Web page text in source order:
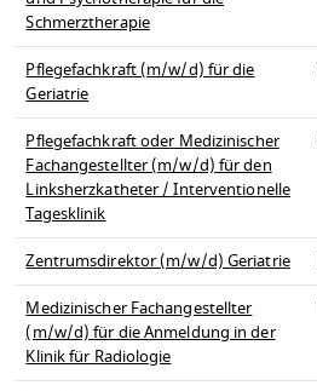
Schmerztherapie
Pflegefachkraft (m/w/d) für die
Geriatrie
Pflegefachkraft oder Medizinischer
Fachangestellter (m/w/d) für den
Linksherzkatheter / Interventionelle
Tagesklinik
Zentrumsdirektor (m/w/d) Geriatrie
Medizinischer Fachangestellter
(m/w/d) für die Anmeldung in der
Klinik für Radiologie